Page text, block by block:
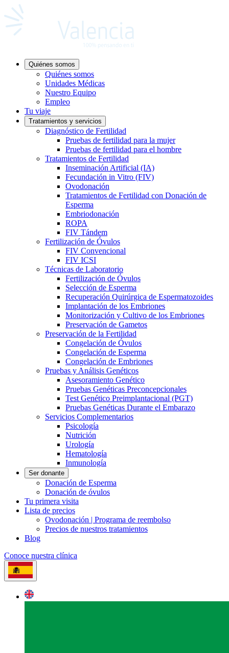
Quiénes somos
Quiénes somos
Unidades Médicas
Nuestro Equipo
Empleo
Tu viaje
Tratamientos y servicios
Diagnóstico de Fertilidad
Pruebas de fertilidad para la mujer
Pruebas de fertilidad para el hombre
Tratamientos de Fertilidad
Inseminación Artificial (IA)
Fecundación in Vitro (FIV)
Ovodonación
Tratamientos de Fertilidad con Donación de
Esperma
Embriodonación
ROPA
FIV Tándem
Fertilización de Óvulos
FIV Convencional
FIV ICSI
Técnicas de Laboratorio
Fertilización de Óvulos
Selección de Esperma
Recuperación Quirúrgica de Espermatozoides
Implantación de los Embriones
Monitorización y Cultivo de los Embriones
Preservación de Gametos
Preservación de la Fertilidad
Congelación de Óvulos
Congelación de Esperma
Congelación de Embriones
Pruebas y Análisis Genéticos
Asesoramiento Genético
Pruebas Genéticas Preconcepcionales
Test Genético Preimplantacional (PGT)
Pruebas Genéticas Durante el Embarazo
Servicios Complementarios
Psicología
Nutrición
Urología
Hematología
Inmunología
Ser donante
Donación de Esperma
Donación de óvulos
Tu primera visita
Lista de precios
Ovodonación | Programa de reembolso
Precios de nuestros tratamientos
Blog
Conoce nuestra clínica